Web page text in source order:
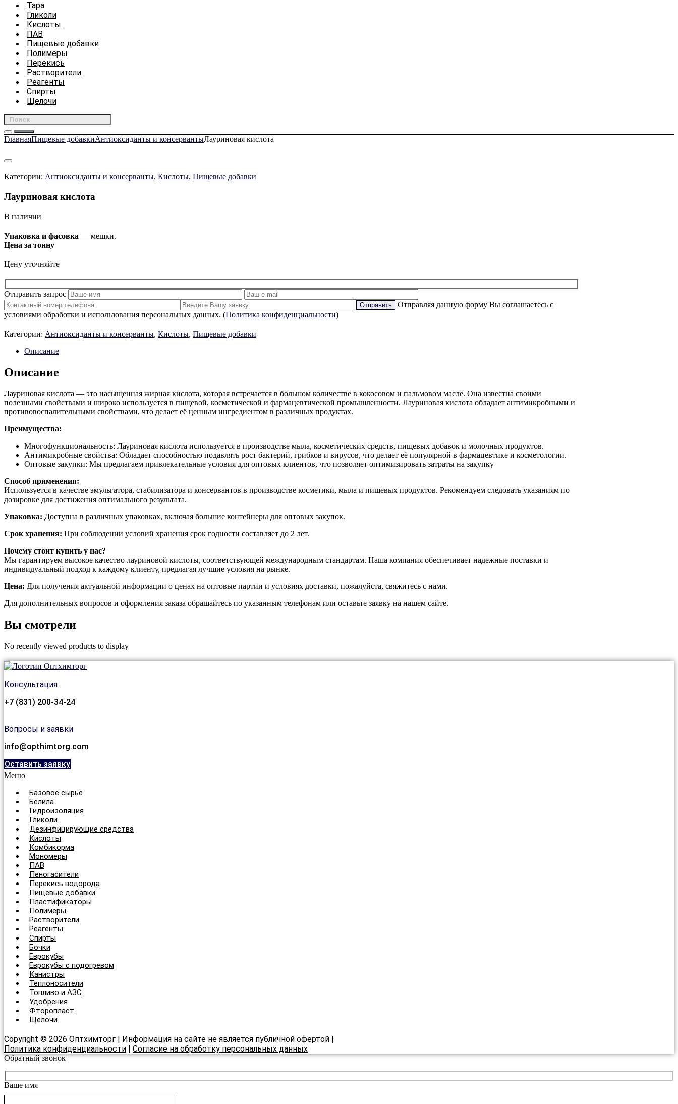
Тара
Гликоли
Кислоты
ПАВ
Пищевые добавки
Полимеры
Перекись
Растворители
Реагенты
Спирты
Щелочи
ГлавнаяПищевые добавкиАнтиоксиданты и консервантыЛауриновая кислота
Категории: Антиоксиданты и консерванты, Кислоты, Пищевые добавки
Лауриновая кислота
В наличии
Упаковка и фасовка — мешки.
Цена за тонну
Цену уточняйте
Отправить запрос
Отправляя данную форму Вы соглашаетесь с
условиями обработки и использования персональных данных. (Политика конфиденциальности)
Категории: Антиоксиданты и консерванты, Кислоты, Пищевые добавки
Описание
Описание
Лауриновая кислота — это насыщенная жирная кислота, которая встречается в большом количестве в кокосовом и пальмовом масле. Она известна своими
полезными свойствами и широко используется в пищевой, косметической и фармацевтической промышленности. Лауриновая кислота обладает антимикробными и
противовоспалительными свойствами, что делает её ценным ингредиентом в различных продуктах.
Преимущества:
Многофункциональность: Лауриновая кислота используется в производстве мыла, косметических средств, пищевых добавок и молочных продуктов.
Антимикробные свойства: Обладает способностью подавлять рост бактерий, грибков и вирусов, что делает её популярной в фармацевтике и косметологии.
Оптовые закупки: Мы предлагаем привлекательные условия для оптовых клиентов, что позволяет оптимизировать затраты на закупку
Способ применения:
Используется в качестве эмульгатора, стабилизатора и консервантов в производстве косметики, мыла и пищевых продуктов. Рекомендуем следовать указаниям по
дозировке для достижения оптимального результата.
Упаковка: Доступна в различных упаковках, включая большие контейнеры для оптовых закупок.
Срок хранения: При соблюдении условий хранения срок годности составляет до 2 лет.
Почему стоит купить у нас?
Мы гарантируем высокое качество лауриновой кислоты, соответствующей международным стандартам. Наша компания обеспечивает надежные поставки и
индивидуальный подход к каждому клиенту, предлагая лучшие условия на рынке.
Цена: Для получения актуальной информации о ценах на оптовые партии и условиях доставки, пожалуйста, свяжитесь с нами.
Для дополнительных вопросов и оформления заказа обращайтесь по указанным телефонам или оставьте заявку на нашем сайте.
Вы смотрели
No recently viewed products to display
Консультация
+7 (831) 200-34-24
Вопросы и заявки
info@opthimtorg.com
Оставить заявку
Меню
Базовое сырье
Белила
Гидроизоляция
Гликоли
Дезинфицирующие средства
Кислоты
Комбикорма
Мономеры
ПАВ
Пеногасители
Перекись водорода
Пищевые добавки
Пластификаторы
Полимеры
Растворители
Реагенты
Спирты
Бочки
Еврокубы
Еврокубы с подогревом
Канистры
Теплоносители
Топливо и АЗС
Удобрения
Фторопласт
Щелочи
Copyright © 2026 Оптхимторг | Информация на сайте не является публичной офертой |
Политика конфиденциальности
Согласие на обработку персональных данных
Обратный звонок
Ваше имя